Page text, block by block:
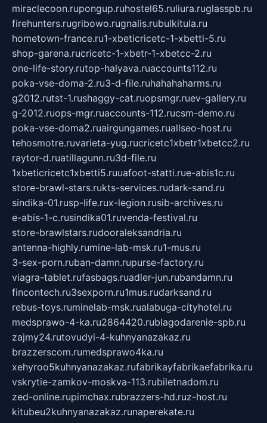
miraclecoon.rupongup.ruhostel65.ruliura.ruglasspb.ru
firehunters.rugribowo.rugnalis.rubulkitula.ru
hometown-france.ru1-xbeticricetc-1-xbetti-5.ru
shop-garena.rucricetc-1-xbetr-1-xbetcc-2.ru
one-life-story.rutop-halyava.ruaccounts112.ru
poka-vse-doma-2.ru3-d-file.ruhahahaharms.ru
g2012.rutst-1.rushaggy-cat.ruopsmgr.ruev-gallery.ru
g-2012.ruops-mgr.ruaccounts-112.rucsm-demo.ru
poka-vse-doma2.ruairgungames.ruallseo-host.ru
tehosmotre.ruvarieta-yug.rucricetc1xbetr1xbetcc2.ru
raytor-d.ruatillagunn.ru3d-file.ru
1xbeticricetc1xbetti5.ruuafoot-statti.rue-abis1c.ru
store-brawl-stars.rukts-services.rudark-sand.ru
sindika-01.rusp-life.rux-legion.rusib-archives.ru
e-abis-1-c.rusindika01.ruvenda-festival.ru
store-brawlstars.rudooraleksandria.ru
antenna-highly.rumine-lab-msk.ru1-mus.ru
3-sex-porn.ruban-damn.rupurse-factory.ru
viagra-tablet.rufasbags.ruadler-jun.rubandamn.ru
fincontech.ru3sexporn.ru1mus.rudarksand.ru
rebus-toys.ruminelab-msk.rualabuga-cityhotel.ru
medsprawo-4-ka.ru2864420.rublagodarenie-spb.ru
zajmy24.rutovudyi-4-kuhnyanazakaz.ru
brazzerscom.rumedsprawo4ka.ru
xehyroo5kuhnyanazakaz.rufabrikayfabrikaefabrika.ru
vskrytie-zamkov-moskva-113.rubiletnadom.ru
zed-online.rupimchax.rubrazzers-hd.ruz-host.ru
kitubeu2kuhnyanazakaz.runaperekate.ru